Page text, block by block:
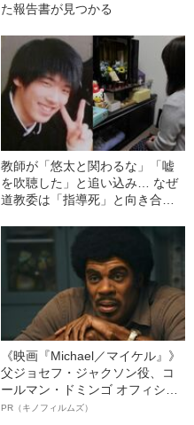
た報告書が見つかる
教師が「悠太と関わるな」「嘘
を吹聴した」と追い込み… なぜ
道教委は「指導死」と向き合わ
《映画『Michael／マイケル』》
父ジョセフ・ジャクソン役、コ
ールマン・ドミンゴ オフィシャ
ルインタビュー“観客を魅了した
PR（キノフィルムズ）